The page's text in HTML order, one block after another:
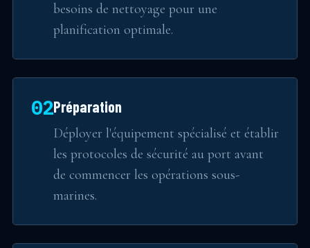
besoins de nettoyage pour une
planification optimale.
02Préparation
Déployer l'équipement spécialisé et établir
les protocoles de sécurité au port avant
de commencer les opérations sous-
marines.